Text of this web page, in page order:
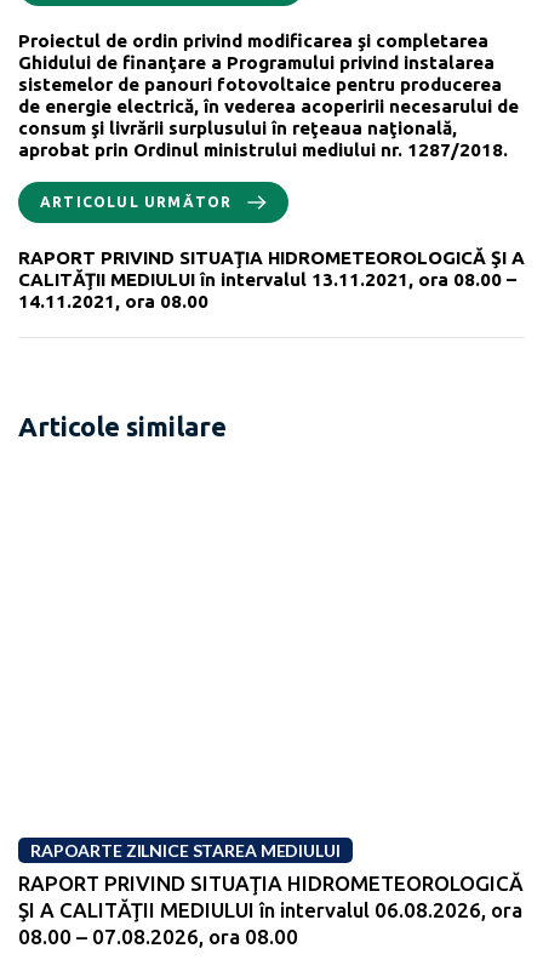
Proiectul de ordin privind modificarea şi completarea
Ghidului de finanţare a Programului privind instalarea
sistemelor de panouri fotovoltaice pentru producerea
de energie electrică, în vederea acoperirii necesarului de
consum şi livrării surplusului în reţeaua naţională,
aprobat prin Ordinul ministrului mediului nr. 1287/2018.
ARTICOLUL URMĂTOR
RAPORT PRIVIND SITUAŢIA HIDROMETEOROLOGICĂ ŞI A
CALITĂŢII MEDIULUI în intervalul 13.11.2021, ora 08.00 –
14.11.2021, ora 08.00
Articole similare
RAPOARTE ZILNICE STAREA MEDIULUI
RAPORT PRIVIND SITUAŢIA HIDROMETEOROLOGICĂ
ŞI A CALITĂŢII MEDIULUI în intervalul 06.08.2026, ora
08.00 – 07.08.2026, ora 08.00